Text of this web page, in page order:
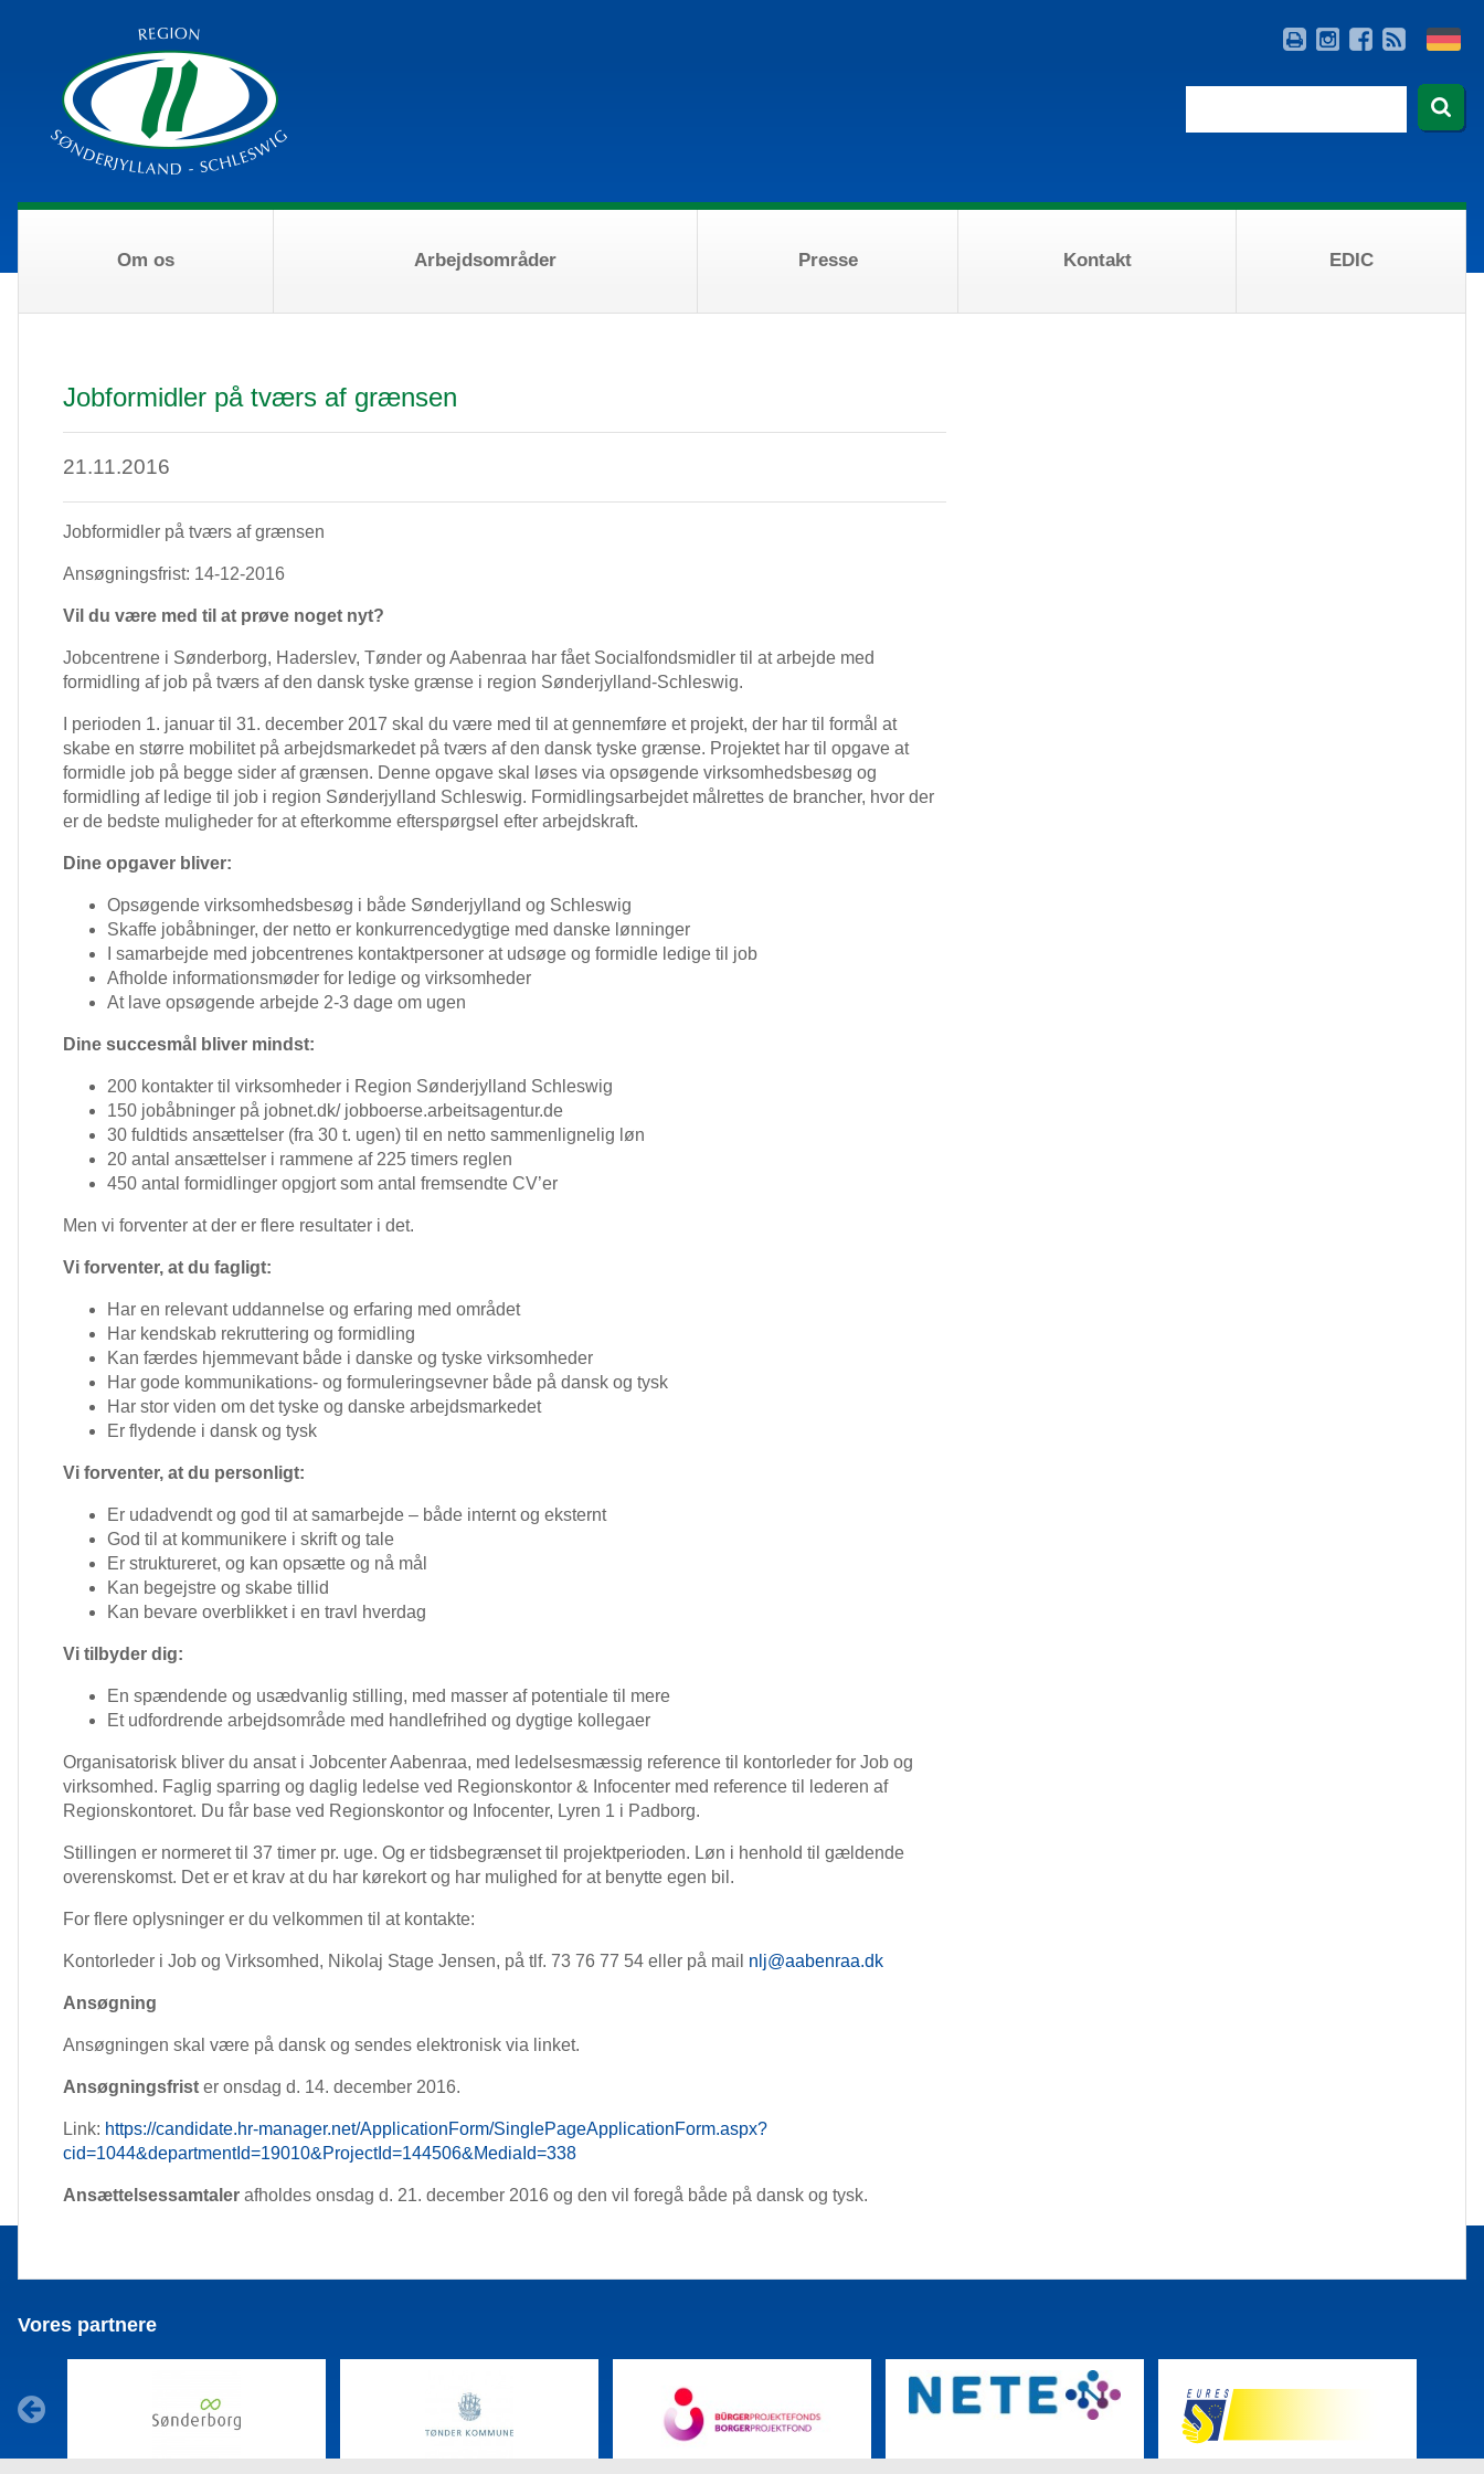
Om os Arbejdsområder Presse Kontakt EDIC
Jobformidler på tværs af grænsen
21.11.2016
Jobformidler på tværs af grænsen
Ansøgningsfrist: 14-12-2016
Vil du være med til at prøve noget nyt?
Jobcentrene i Sønderborg, Haderslev, Tønder og Aabenraa har fået Socialfondsmidler til at arbejde med
formidling af job på tværs af den dansk tyske grænse i region Sønderjylland-Schleswig.
I perioden 1. januar til 31. december 2017 skal du være med til at gennemføre et projekt, der har til formål at
skabe en større mobilitet på arbejdsmarkedet på tværs af den dansk tyske grænse. Projektet har til opgave at
formidle job på begge sider af grænsen. Denne opgave skal løses via opsøgende virksomhedsbesøg og
formidling af ledige til job i region Sønderjylland Schleswig. Formidlingsarbejdet målrettes de brancher, hvor der
er de bedste muligheder for at efterkomme efterspørgsel efter arbejdskraft.
Dine opgaver bliver:
Opsøgende virksomhedsbesøg i både Sønderjylland og Schleswig
Skaffe jobåbninger, der netto er konkurrencedygtige med danske lønninger
I samarbejde med jobcentrenes kontaktpersoner at udsøge og formidle ledige til job
Afholde informationsmøder for ledige og virksomheder
At lave opsøgende arbejde 2-3 dage om ugen
Dine succesmål bliver mindst:
200 kontakter til virksomheder i Region Sønderjylland Schleswig
150 jobåbninger på jobnet.dk/ jobboerse.arbeitsagentur.de
30 fuldtids ansættelser (fra 30 t. ugen) til en netto sammenlignelig løn
20 antal ansættelser i rammene af 225 timers reglen
450 antal formidlinger opgjort som antal fremsendte CV’er
Men vi forventer at der er flere resultater i det.
Vi forventer, at du fagligt:
Har en relevant uddannelse og erfaring med området
Har kendskab rekruttering og formidling
Kan færdes hjemmevant både i danske og tyske virksomheder
Har gode kommunikations- og formuleringsevner både på dansk og tysk
Har stor viden om det tyske og danske arbejdsmarkedet
Er flydende i dansk og tysk
Vi forventer, at du personligt:
Er udadvendt og god til at samarbejde – både internt og eksternt
God til at kommunikere i skrift og tale
Er struktureret, og kan opsætte og nå mål
Kan begejstre og skabe tillid
Kan bevare overblikket i en travl hverdag
Vi tilbyder dig:
En spændende og usædvanlig stilling, med masser af potentiale til mere
Et udfordrende arbejdsområde med handlefrihed og dygtige kollegaer
Organisatorisk bliver du ansat i Jobcenter Aabenraa, med ledelsesmæssig reference til kontorleder for Job og
virksomhed. Faglig sparring og daglig ledelse ved Regionskontor & Infocenter med reference til lederen af
Regionskontoret. Du får base ved Regionskontor og Infocenter, Lyren 1 i Padborg.
Stillingen er normeret til 37 timer pr. uge. Og er tidsbegrænset til projektperioden. Løn i henhold til gældende
overenskomst. Det er et krav at du har kørekort og har mulighed for at benytte egen bil.
For flere oplysninger er du velkommen til at kontakte:
Kontorleder i Job og Virksomhed, Nikolaj Stage Jensen, på tlf. 73 76 77 54 eller på mail nlj@aabenraa.dk
Ansøgning
Ansøgningen skal være på dansk og sendes elektronisk via linket.
Ansøgningsfrist er onsdag d. 14. december 2016.
Link: https://candidate.hr-manager.net/ApplicationForm/SinglePageApplicationForm.aspx?
cid=1044&departmentId=19010&ProjectId=144506&MediaId=338
Ansættelsessamtaler afholdes onsdag d. 21. december 2016 og den vil foregå både på dansk og tysk.
Vores partnere